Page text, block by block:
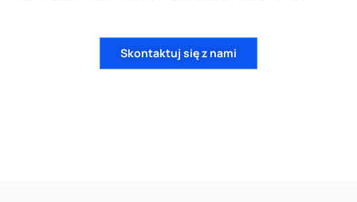
Skontaktuj się z nami